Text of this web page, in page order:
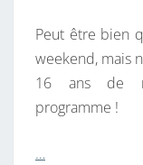
Peut être bien
weekend, mais
16 ans de
programme !
…